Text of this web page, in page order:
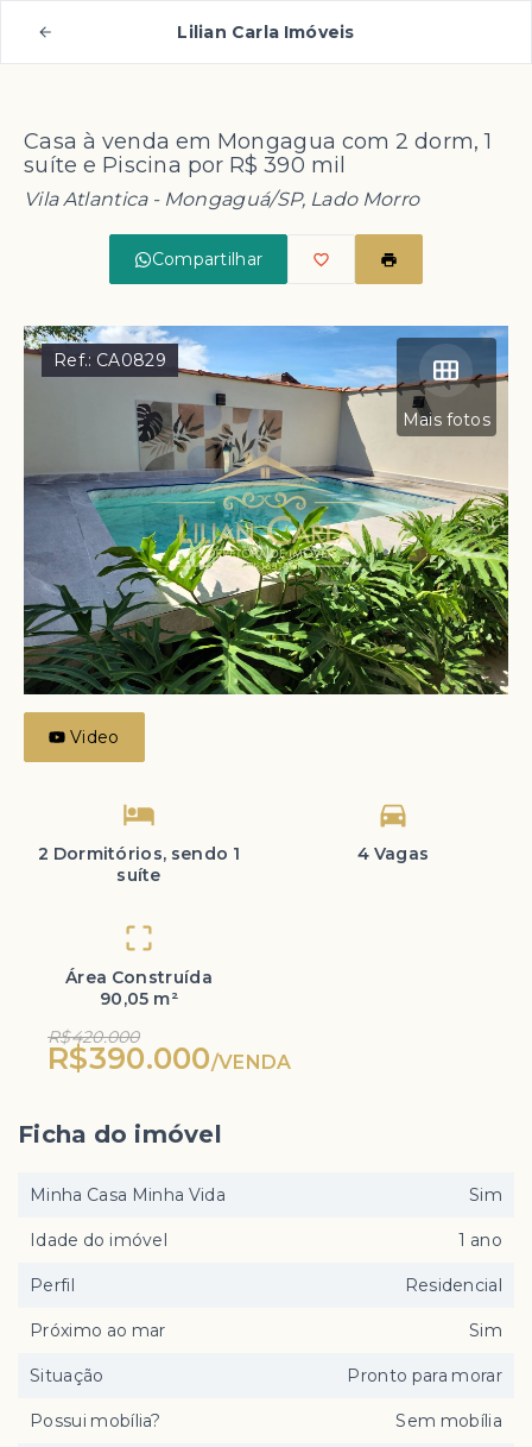
Lilian Carla Imóveis
Casa à venda em Mongagua com 2 dorm, 1
suíte e Piscina por R$ 390 mil
Vila Atlantica - Mongaguá/SP, Lado Morro
Compartilhar
Mais fotos
Ref.: CA0829
Video
2 Dormitórios, sendo 1
suíte
4 Vagas
Área Construída
90,05 m²
R$420.000
R$390.000/VENDA
Ficha do imóvel
Minha Casa Minha Vida Sim
Idade do imóvel 1 ano
Perfil Residencial
Próximo ao mar Sim
Situação Pronto para morar
Possui mobília? Sem mobília